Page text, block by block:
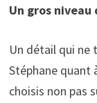
Un gros niveau
Un détail qui ne
Stéphane quant
choisis non pas